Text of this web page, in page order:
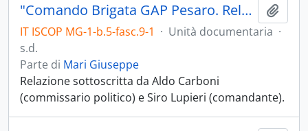
"Comando Brigata GAP Pesaro. Relazione sull'attività svolta"
IT ISCOP MG-1-b.5-fasc.9-1 · Unità documentaria ·
s.d.
Parte di Mari Giuseppe
Relazione sottoscritta da Aldo Carboni
(commissario politico) e Siro Lupieri (comandante).